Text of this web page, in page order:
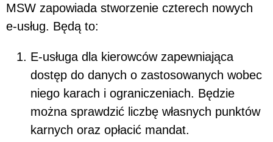
MSW zapowiada stworzenie czterech nowych
e-usług. Będą to:
E-usługa dla kierowców zapewniająca
dostęp do danych o zastosowanych wobec
niego karach i ograniczeniach. Będzie
można sprawdzić liczbę własnych punktów
karnych oraz opłacić mandat.